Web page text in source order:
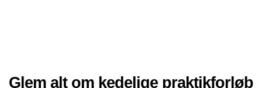
Glem alt om kedelige praktikforløb